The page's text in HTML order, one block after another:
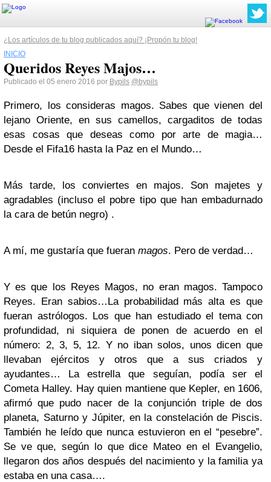
¿Los artículos de tu blog publicados aquí? ¡Propón tu blog!
INICIO
Queridos Reyes Majos…
Publicado el 05 enero 2016 por Bypils @bypils
Primero, los consideras magos. Sabes que vienen del
lejano Oriente, en sus camellos, cargaditos de todas
esas cosas que deseas como por arte de magia…
Desde el Fifa16 hasta la Paz en el Mundo…
Más tarde, los conviertes en majos. Son majetes y
agradables (incluso el pobre tipo que han embadurnado
la cara de betún negro) .
A mí, me gustaría que fueran magos. Pero de verdad…
Y es que los Reyes Magos, no eran magos. Tampoco
Reyes. Eran sabios…La probabilidad más alta es que
fueran astrólogos. Los que han estudiado el tema con
profundidad, ni siquiera de ponen de acuerdo en el
número: 2, 3, 5, 12. Y no iban solos, unos dicen que
llevaban ejércitos y otros que a sus criados y
ayudantes… La estrella que seguían, podía ser el
Cometa Halley. Hay quien mantiene que Kepler, en 1606,
afirmó que pudo nacer de la conjunción triple de dos
planeta, Saturno y Júpiter, en la constelación de Piscis.
También he leído que nunca estuvieron en el “pesebre”.
Se ve que, según lo que dice Mateo en el Evangelio,
llegaron dos años después del nacimiento y la familia ya
estaba en una casa….